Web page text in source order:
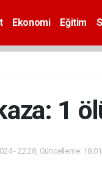
Ekonomi Eğitim
1
- 22:28, Güncelleme: